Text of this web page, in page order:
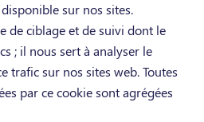
sur nos sites.
de ciblage et de suivi dont le
; il nous sert à analyser le
trafic sur nos sites web. Toutes
par ce cookie sont agrégées